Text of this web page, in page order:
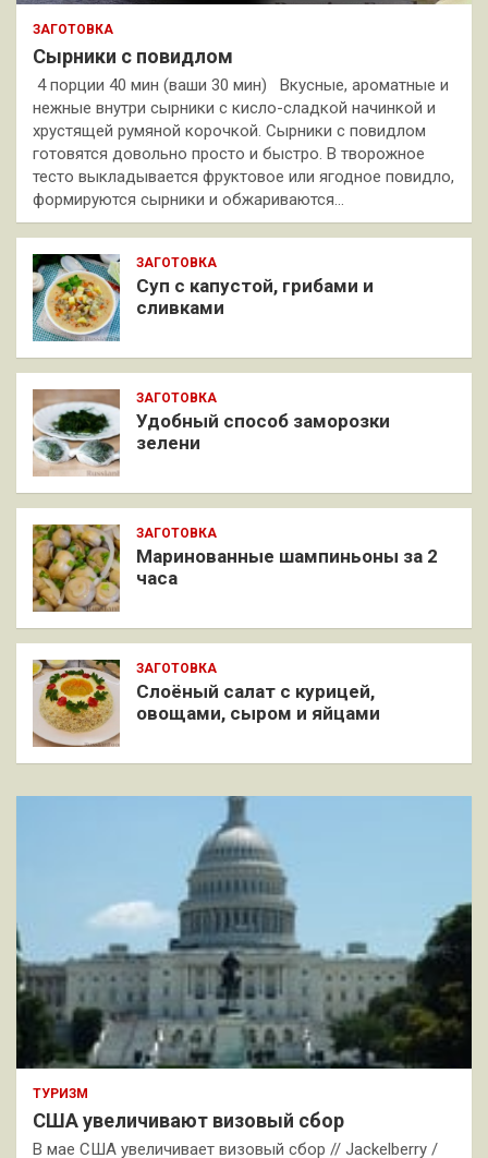
ЗАГОТОВКА
Сырники с повидлом
4 порции 40 мин (ваши 30 мин) Вкусные, ароматные и
нежные внутри сырники с кисло-сладкой начинкой и
хрустящей румяной корочкой. Сырники с повидлом
готовятся довольно просто и быстро. В творожное
тесто выкладывается фруктовое или ягодное повидло,
формируются сырники и обжариваются…
ЗАГОТОВКА
Суп с капустой, грибами и
сливками
ЗАГОТОВКА
Удобный способ заморозки
зелени
ЗАГОТОВКА
Маринованные шампиньоны за 2
часа
ЗАГОТОВКА
Слоёный салат с курицей,
овощами, сыром и яйцами
ТУРИЗМ
США увеличивают визовый сбор
В мае США увеличивает визовый сбор // Jackelberry /